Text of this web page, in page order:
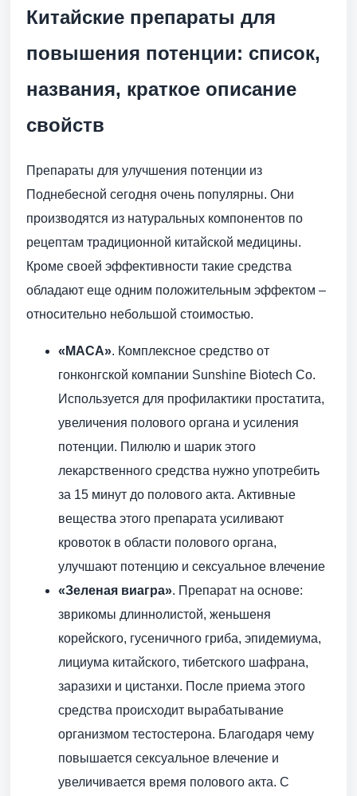
Китайские препараты для
повышения потенции: список,
названия, краткое описание
свойств
Препараты для улучшения потенции из
Поднебесной сегодня очень популярны. Они
производятся из натуральных компонентов по
рецептам традиционной китайской медицины.
Кроме своей эффективности такие средства
обладают еще одним положительным эффектом –
относительно небольшой стоимостью.
«MACA». Комплексное средство от
гонконгской компании Sunshine Biotech Co.
Используется для профилактики простатита,
увеличения полового органа и усиления
потенции. Пилюлю и шарик этого
лекарственного средства нужно употребить
за 15 минут до полового акта. Активные
вещества этого препарата усиливают
кровоток в области полового органа,
улучшают потенцию и сексуальное влечение
«Зеленая виагра». Препарат на основе:
зврикомы длиннолистой, женьшеня
корейского, гусеничного гриба, эпидемиума,
лициума китайского, тибетского шафрана,
заразихи и цистанхи. После приема этого
средства происходит вырабатывание
организмом тестостерона. Благодаря чему
повышается сексуальное влечение и
увеличивается время полового акта. С